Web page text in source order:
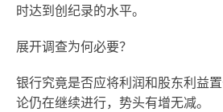
时达到创纪录的水平。
展开调查为何必要？
银行究竟是否应将利润和股东利益
论仍在继续进行，势头有增无减。